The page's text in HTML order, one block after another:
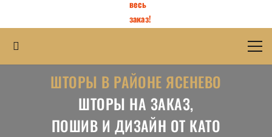
весь
заказ!
ШТОРЫ В РАЙОНЕ ЯСЕНЕВО
ШТОРЫ НА ЗАКАЗ,
ПОШИВ И ДИЗАЙН ОТ КАТО